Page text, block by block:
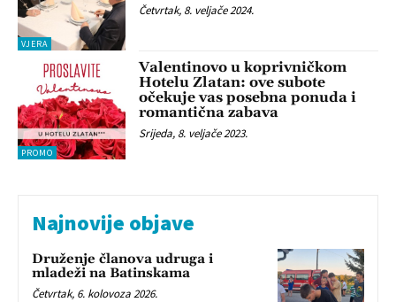
VJERA
Četvrtak, 8. veljače 2024.
PROMO
Valentinovo u koprivničkom
Hotelu Zlatan: ove subote
očekuje vas posebna ponuda i
romantična zabava
Srijeda, 8. veljače 2023.
Najnovije objave
Druženje članova udruga i
mladeži na Batinskama
Četvrtak, 6. kolovoza 2026.